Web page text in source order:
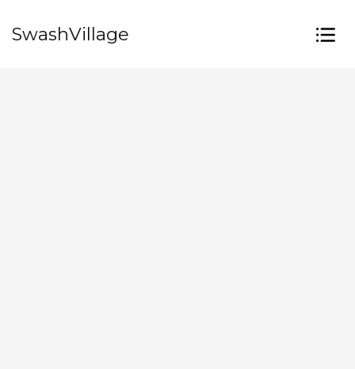
SwashVillage